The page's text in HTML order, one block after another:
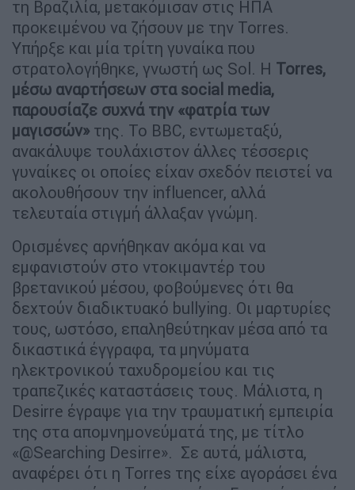
τη Βραζιλία, μετακόμισαν στις ΗΠΑ
προκειμένου να ζήσουν με την Torres.
Υπήρξε και μία τρίτη γυναίκα που
στρατολογήθηκε, γνωστή ως Sol. Η Torres,
μέσω αναρτήσεων στα social media,
παρουσίαζε συχνά την «φατρία των
μαγισσών» της. Το BBC, εντωμεταξύ,
ανακάλυψε τουλάχιστον άλλες τέσσερις
γυναίκες οι οποίες είχαν σχεδόν πειστεί να
ακολουθήσουν την influencer, αλλά
τελευταία στιγμή άλλαξαν γνώμη.
Ορισμένες αρνήθηκαν ακόμα και να
εμφανιστούν στο ντοκιμαντέρ του
βρετανικού μέσου, φοβούμενες ότι θα
δεχτούν διαδικτυακό bullying. Οι μαρτυρίες
τους, ωστόσο, επαληθεύτηκαν μέσα από τα
δικαστικά έγγραφα, τα μηνύματα
ηλεκτρονικού ταχυδρομείου και τις
τραπεζικές καταστάσεις τους. Μάλιστα, η
Desirre έγραψε για την τραυματική εμπειρία
της στα απομνημονεύματά της, με τίτλο
«@Searching Desirre». Σε αυτά, μάλιστα,
αναφέρει ότι η Torres της είχε αγοράσει ένα